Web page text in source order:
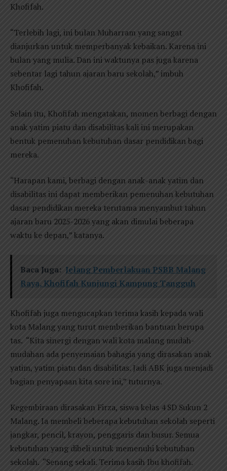
Khofifah.
“Terlebih lagi, ini bulan Muharram yang sangat
dianjurkan untuk memperbanyak kebaikan. Karena ini
bulan yang mulia. Dan ini waktunya pas juga karena
sebentar lagi tahun ajaran baru sekolah,” imbuh
Khofifah.
Selain itu, Khofifah mengatakan, momen berbagi dengan
anak yatim piatu dan disabilitas kali ini merupakan
bentuk pemenuhan kebutuhan dasar pendidikan bagi
mereka.
“Harapan kami, berbagi dengan anak-anak yatim dan
disabilitas ini dapat memberikan pemenuhan kebutuhan
dasar pendidikan mereka terutama menyambut tahun
ajaran baru 2025-2026 yang akan dimulai beberapa
waktu ke depan,” katanya.
Baca Juga: Jelang Pemberlakuan PSBB Malang
Raya, Khofifah Kunjungi Kampung Tangguh
Khofifah juga mengucapkan terima kasih kepada wali
kota Malang yang turut memberikan bantuan berupa
tas. “Kita sinergi dengan wali kota malang mudah-
mudahan ada penyemaian bahagia yang dirasakan anak
yatim, yatim piatu dan disabilitas. Jadi ABK juga menjadi
bagian penyapaan kita sore ini,” tuturnya.
Kegembiraan dirasakan Firza, siswa kelas 4 SD Sukun 2
Malang. Ia membeli beberapa kebutuhan sekolah seperti
jangkar, pencil, krayon, penggaris dan busur. Semua
kebutuhan yang dibeli untuk memenuhi kebutuhan
sekolah. “Senang sekali. Terima kasih Ibu khofifah.